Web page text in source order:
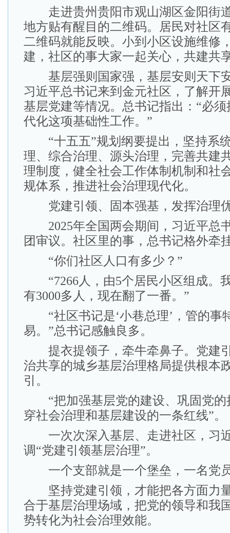
走进贵州贵阳市观山湖区金阳街
地方贴有醒目的二维码。居民对社区
二维码就能反映。小到小区设施维修
建，社区的事大家一起关心，共建共
基层强则国家强，基层安则天下安
习近平总书记来到金元社区，了解开
基层党建等情况。总书记指出：“必
代化这项基础性工作。”
“十五五”规划纲要提出，坚持系
理、综合治理、源头治理，完善共建
理制度，健全社会工作体制机制和社
规体系，推进社会治理现代化。
党建引领、固本强基，发挥治理
2025年全国两会期间，习近平总
团审议。社区里的事，总书记格外牵
“你们社区人口有多少？”
“7266人，由5个居民小区组成。
有3000多人，现在翻了一番。”
“社区书记是‘小巷总理’，管的事
易。”总书记感触良多。
提衣提领子，牵牛牵鼻子。党建
治共享的城乡基层治理格局提供根本
引。
“把加强基层党的建设、巩固党的
穿社会治理和基层建设的一条红线”。
一次次深入基层、走进社区，习
调“党建引领基层治理”。
一个支部就是一个堡垒，一名党
坚持党建引领，才能把各方面力
合于基层治理场域，把党的领导和我
势转化为社会治理效能。